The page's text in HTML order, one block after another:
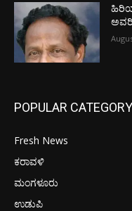
ಹಿರಿಯ
POPULAR CATEGORY
Fresh News
ಕರಾವಳಿ
ಮಂಗಳೂರು
ಉಡುಪಿ